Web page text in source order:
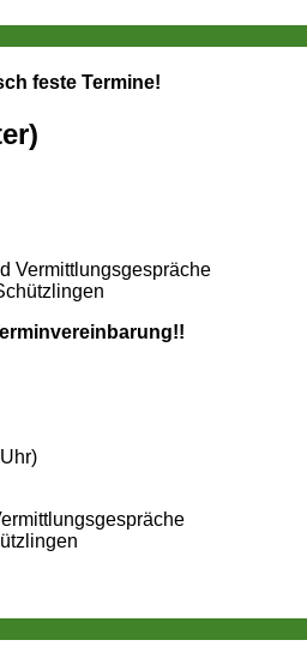
feste Termine!
Vermittlungsgespräche